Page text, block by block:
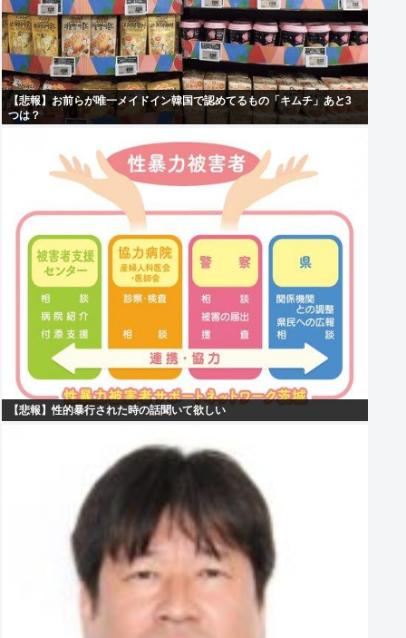
【悲報】お前らが唯一メイドイン韓国で認めてるもの「キムチ」あと3
つは？
【悲報】性的暴行された時の話聞いて欲しい